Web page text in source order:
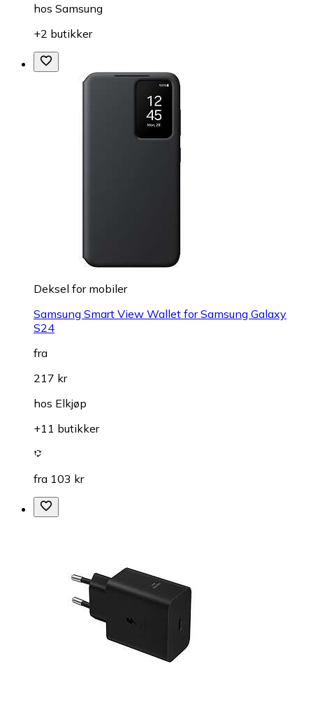
hos Samsung
+2 butikker
Deksel for mobiler
Samsung Smart View Wallet for Samsung Galaxy
S24
fra
217 kr
hos Elkjøp
+11 butikker
fra 103 kr